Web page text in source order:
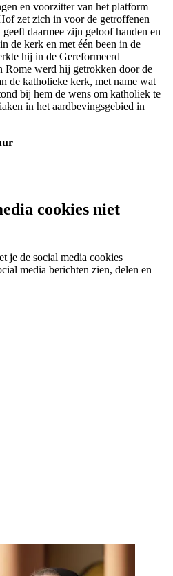
en voorzitter van het platform
zet zich in voor de getroffenen
daarmee zijn geloof handen en
de kerk en met één been in de
hij in de Gereformeerd
werd hij getrokken door de
de katholieke kerk, met name wat
bij hem de wens om katholiek te
in het aardbevingsgebied in
cookies niet
je de social media cookies
media berichten zien, delen en